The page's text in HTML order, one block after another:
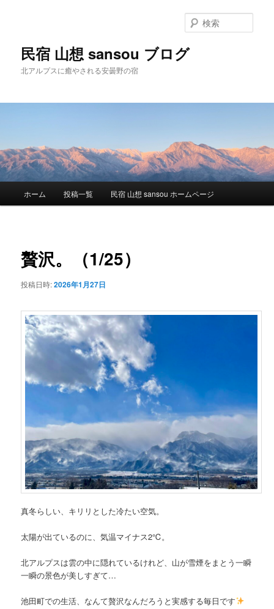
民宿 山想 sansou ブログ
北アルプスに癒やされる安曇野の宿
索
メ
テ
ン
ツ
移
動
ホーム 投稿一覧 民宿 山想 sansou ホームページ
贅沢。（1/25）
投稿日時:2026年1月27日
真冬らしい、キリリとした冷たい空気。
太陽が出ているのに、気温マイナス2℃。
北アルプスは雲の中に隠れているけれど、山が雪煙をまとう一瞬
一瞬の景色が美しすぎて…
池田町での生活、なんて贅沢なんだろうと実感する毎日です